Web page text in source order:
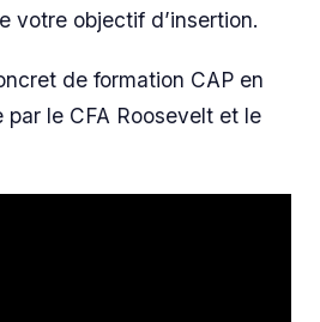
votre objectif d’insertion.
de formation CAP en
par le CFA Roosevelt et le